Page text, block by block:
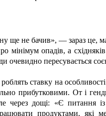
ще не бачив», — зараз
опадів, а
очевидно пересувається
ставку на
прибутковими. От і
через дощі: «Є питання
продуктами,